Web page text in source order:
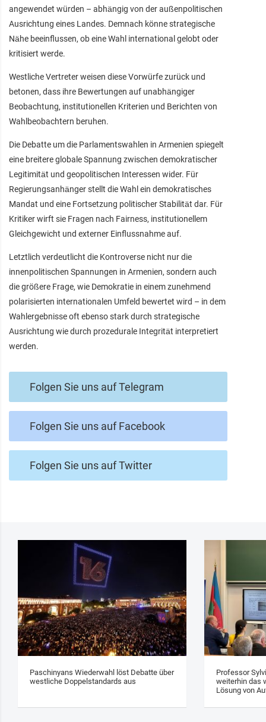
angewendet würden – abhängig von der außenpolitischen
Ausrichtung eines Landes. Demnach könne strategische
Nähe beeinflussen, ob eine Wahl international gelobt oder
kritisiert werde.
Westliche Vertreter weisen diese Vorwürfe zurück und
betonen, dass ihre Bewertungen auf unabhängiger
Beobachtung, institutionellen Kriterien und Berichten von
Wahlbeobachtern beruhen.
Die Debatte um die Parlamentswahlen in Armenien spiegelt
eine breitere globale Spannung zwischen demokratischer
Legitimität und geopolitischen Interessen wider. Für
Regierungsanhänger stellt die Wahl ein demokratisches
Mandat und eine Fortsetzung politischer Stabilität dar. Für
Kritiker wirft sie Fragen nach Fairness, institutionellem
Gleichgewicht und externer Einflussnahme auf.
Letztlich verdeutlicht die Kontroverse nicht nur die
innenpolitischen Spannungen in Armenien, sondern auch
die größere Frage, wie Demokratie in einem zunehmend
polarisierten internationalen Umfeld bewertet wird – in dem
Wahlergebnisse oft ebenso stark durch strategische
Ausrichtung wie durch prozedurale Integrität interpretiert
werden.
Folgen Sie uns auf Telegram
Folgen Sie uns auf Facebook
Folgen Sie uns auf Twitter
Paschinyans Wiederwahl löst Debatte über
westliche Doppelstandards aus
Professor
weiterhin das
Lösung von